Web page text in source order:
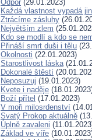
Odpor (29.01.2023)
Každá vlastnost vypadá
Ztrácíme zásluhy
Největším zlem
Kdo se modlí a kdo se
Přináší smrt duši i tělu
Okolnosti (22.01.2023)
Starostlivost láska
Dokonalé štěstí
Neposuzuj (19.01.2023)
Kvete i naděje
Boží přítel (17.01.2023)
V moři milosrdenství
Svatý Prokop aktuálně
Úplně zavaleni
Základ ve víře